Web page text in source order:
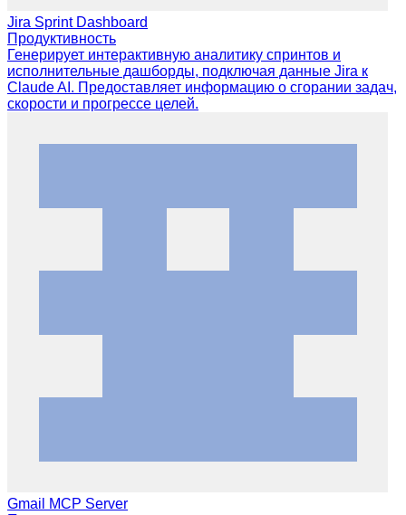
Jira Sprint Dashboard
Продуктивность
Генерирует интерактивную аналитику спринтов и
исполнительные дашборды, подключая данные Jira к
Claude AI. Предоставляет информацию о сгорании задач,
скорости и прогрессе целей.
Gmail MCP Server